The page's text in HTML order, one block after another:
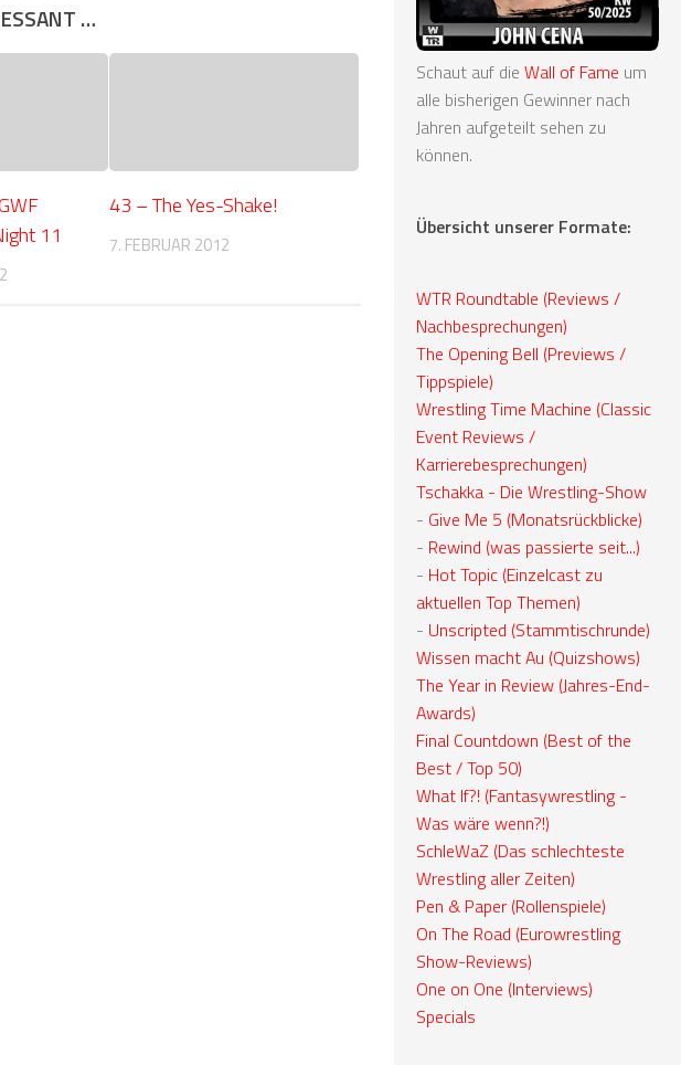
…
11
43 – The Yes-Shake!
7. FEBRUAR 2012
Schaut auf die Wall of Fame um
alle bisherigen Gewinner nach
Jahren aufgeteilt sehen zu
können.
Übersicht unserer Formate:
WTR Roundtable (Reviews /
Nachbesprechungen)
The Opening Bell (Previews /
Tippspiele)
Wrestling Time Machine (Classic
Event Reviews /
Karrierebesprechungen)
Tschakka - Die Wrestling-Show
- Give Me 5 (Monatsrückblicke)
- Rewind (was passierte seit...)
- Hot Topic (Einzelcast zu
aktuellen Top Themen)
- Unscripted (Stammtischrunde)
Wissen macht Au (Quizshows)
The Year in Review (Jahres-End-
Awards)
Final Countdown (Best of the
Best / Top 50)
What If?! (Fantasywrestling -
Was wäre wenn?!)
SchleWaZ (Das schlechteste
Wrestling aller Zeiten)
Pen & Paper (Rollenspiele)
On The Road (Eurowrestling
Show-Reviews)
One on One (Interviews)
Specials